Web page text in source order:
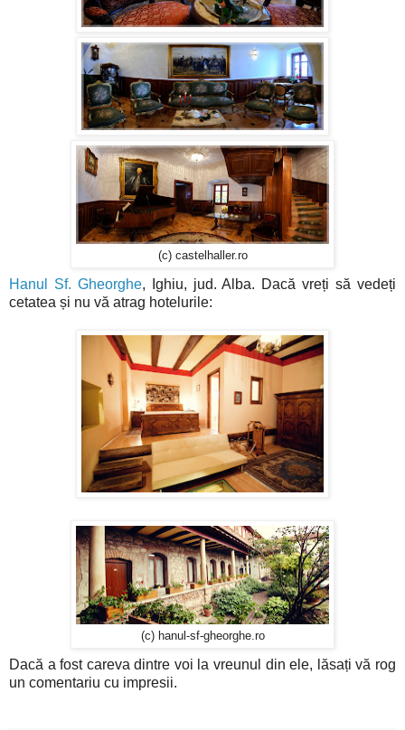
(c) castelhaller.ro
Hanul Sf. Gheorghe, Ighiu, jud. Alba. Dacă vreți să vedeți
cetatea și nu vă atrag hotelurile:
(c) hanul-sf-gheorghe.ro
Dacă a fost careva dintre voi la vreunul din ele, lăsați vă rog
un comentariu cu impresii.